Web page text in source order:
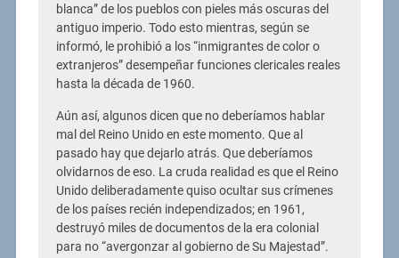
blanca” de los pueblos con pieles más oscuras del
antiguo imperio. Todo esto mientras, según se
informó, le prohibió a los “inmigrantes de color o
extranjeros” desempeñar funciones clericales reales
hasta la década de 1960.
Aún así, algunos dicen que no deberíamos hablar
mal del Reino Unido en este momento. Que al
pasado hay que dejarlo atrás. Que deberíamos
olvidarnos de eso. La cruda realidad es que el Reino
Unido deliberadamente quiso ocultar sus crímenes
de los países recién independizados; en 1961,
destruyó miles de documentos de la era colonial
para no “avergonzar al gobierno de Su Majestad”.